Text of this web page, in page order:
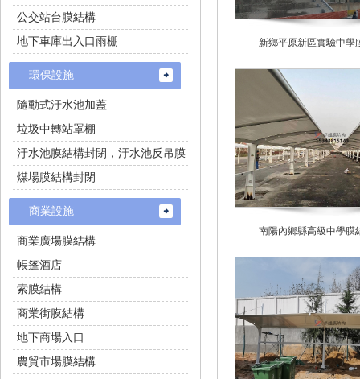
新鄉平原新區實驗中學
南陽內鄉縣高級中學膜
公交站台膜結構
地下車庫出入口雨棚
環保設施
隨動式汙水池加蓋
垃圾中轉站罩棚
汙水池膜結構封閉，汙水池反吊膜
煤場膜結構封閉
商業設施
商業廣場膜結構
帳篷酒店
索膜結構
商業街膜結構
地下商場入口
農貿市場膜結構